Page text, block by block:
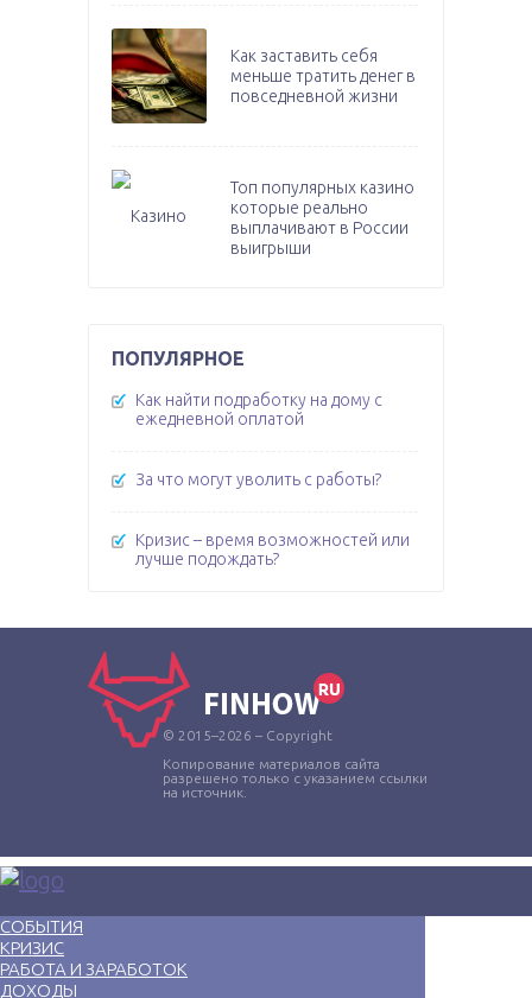
Как заставить себя
меньше тратить денег в
повседневной жизни
Топ популярных казино
которые реально
выплачивают в России
выигрыши
ПОПУЛЯРНОЕ
Как найти подработку на дому с
ежедневной оплатой
За что могут уволить с работы?
Кризис – время возможностей или
лучше подождать?
© 2015–2026 – Copyright
Копирование материалов сайта
разрешено только с указанием ссылки
на источник.
СОБЫТИЯ
КРИЗИС
РАБОТА И ЗАРАБОТОК
ДОХОДЫ